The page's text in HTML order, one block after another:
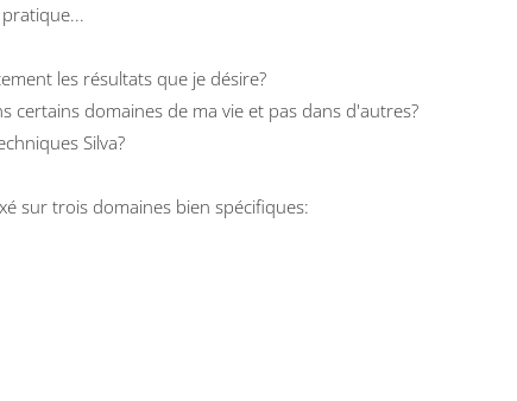
les résultats que je désire?
domaines de ma vie et pas dans d'autres?
Silva?
sur trois domaines bien spécifiques: